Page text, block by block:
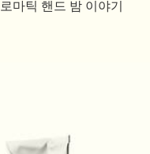
마틱 핸드 밤 이야기